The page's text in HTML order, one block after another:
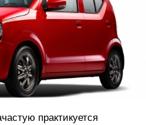
практикуется